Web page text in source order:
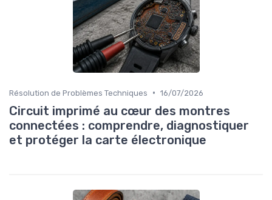
Résolution de Problèmes Techniques • 16/07/2026
Circuit imprimé au cœur des montres
connectées : comprendre, diagnostiquer
et protéger la carte électronique